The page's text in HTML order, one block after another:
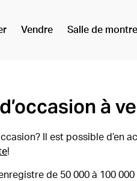
Vendre Salle de montre
à
Il est possible d’en
!
de 50 000 à 100